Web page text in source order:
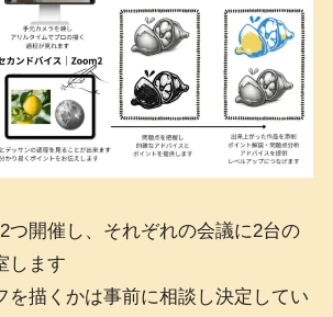
つ開催し、それぞれの会議に2台の
します
を描くかは事前に相談し決定してい